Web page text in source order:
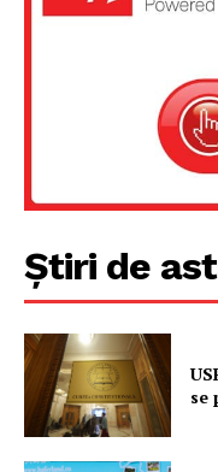
PRESShub
Despre noi / Echipa
Proiecte editoriale
Rețea
Contact
Știri de
se